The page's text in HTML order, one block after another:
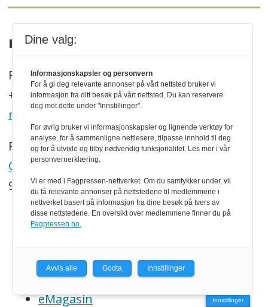
KONTAKT
P.b. 130, N-2261 Kirkenær
+47 469 41 000
redaksjonen@trenytt.no
Redaktør:
Georg Mathisen
90 93 28 97
SNARVEIER
Abonnement
eMagasin
Innstillinger
Dine valg:
Informasjonskapsler og personvern
For å gi deg relevante annonser på vårt nettsted bruker vi
informasjon fra ditt besøk på vårt nettsted. Du kan reservere
deg mot dette under "Innstillinger".
For øvrig bruker vi informasjonskapsler og lignende verktøy for
analyse, for å sammenligne nettlesere, tilpasse innhold til deg
og for å utvikle og tilby nødvendig funksjonalitet. Les mer i vår
personvernerklæring.
Vi er med i Fagpressen-nettverket. Om du samtykker under, vil
du få relevante annonser på nettstedene til medlemmene i
nettverket basert på informasjon fra dine besøk på tvers av
disse nettstedene. En oversikt over medlemmene finner du på
Fagpressen.no.
Avvis alle Godta Innstillinger